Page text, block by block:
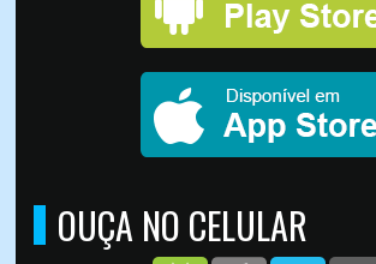
OUÇA NO CELULAR